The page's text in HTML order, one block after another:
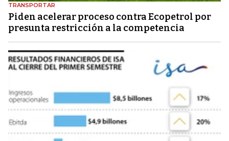
TRANSPORTAR
Piden acelerar proceso contra Ecopetrol por
presunta restricción a la competencia